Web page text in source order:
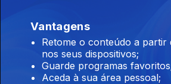
Vantagens
Retome o conteúdo a partir
nos seus dispositivos;
Guarde programas
Aceda à sua área pessoal;